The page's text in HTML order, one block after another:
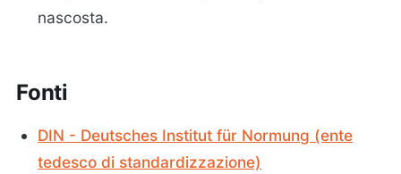
nascosta.
Fonti
DIN - Deutsches Institut für Normung (ente
tedesco di standardizzazione)